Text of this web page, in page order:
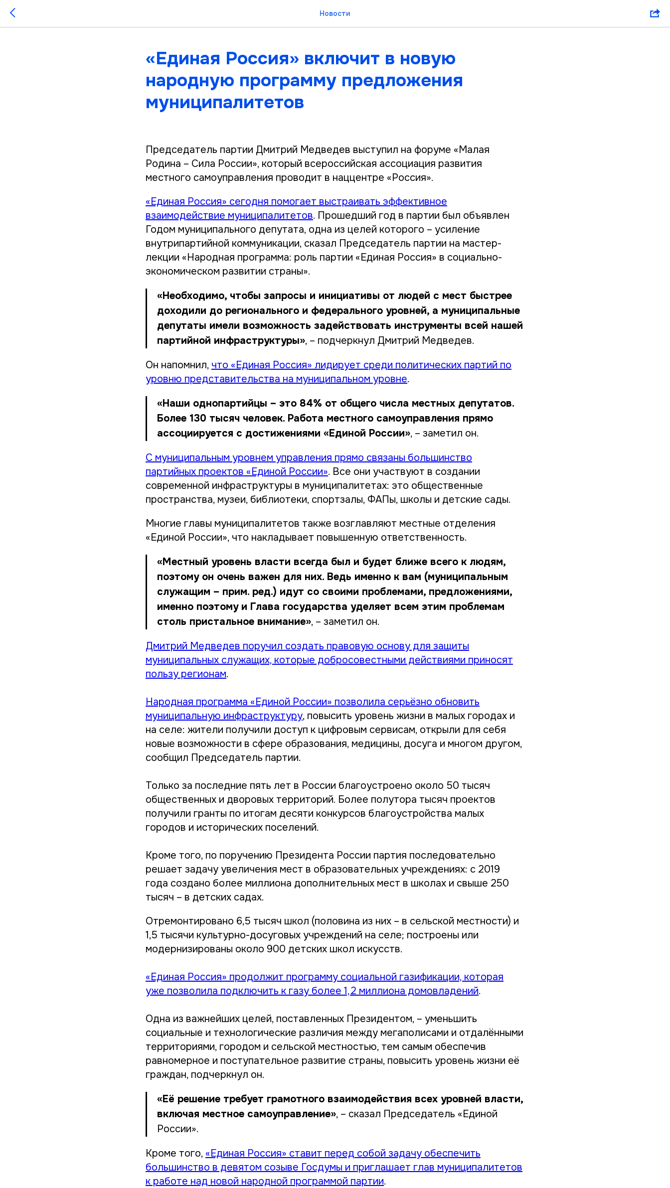
Новости
«Единая Россия» включит в новую
народную программу предложения
муниципалитетов
Председатель партии Дмитрий Медведев выступил на форуме «Малая
Родина – Сила России», который всероссийская ассоциация развития
местного самоуправления проводит в наццентре «Россия».
«Единая Россия» сегодня помогает выстраивать эффективное
взаимодействие муниципалитетов. Прошедший год в партии был объявлен
Годом муниципального депутата, одна из целей которого – усиление
внутрипартийной коммуникации, сказал Председатель партии на мастер-
лекции «Народная программа: роль партии «Единая Россия» в социально-
экономическом развитии страны».
«Необходимо, чтобы запросы и инициативы от людей с мест быстрее
доходили до регионального и федерального уровней, а муниципальные
депутаты имели возможность задействовать инструменты всей нашей
партийной инфраструктуры», – подчеркнул Дмитрий Медведев.
Он напомнил, что «Единая Россия» лидирует среди политических партий по
уровню представительства на муниципальном уровне.
«Наши однопартийцы – это 84% от общего числа местных депутатов.
Более 130 тысяч человек. Работа местного самоуправления прямо
ассоциируется с достижениями «Единой России», – заметил он.
С муниципальным уровнем управления прямо связаны большинство
партийных проектов «Единой России». Все они участвуют в создании
современной инфраструктуры в муниципалитетах: это общественные
пространства, музеи, библиотеки, спортзалы, ФАПы, школы и детские сады.
Многие главы муниципалитетов также возглавляют местные отделения
«Единой России», что накладывает повышенную ответственность.
«Местный уровень власти всегда был и будет ближе всего к людям,
поэтому он очень важен для них. Ведь именно к вам (муниципальным
служащим – прим. ред.) идут со своими проблемами, предложениями,
именно поэтому и Глава государства уделяет всем этим проблемам
столь пристальное внимание», – заметил он.
Дмитрий Медведев поручил создать правовую основу для защиты
муниципальных служащих, которые добросовестными действиями приносят
пользу регионам.
Народная программа «Единой России» позволила серьёзно обновить
муниципальную инфраструктуру, повысить уровень жизни в малых городах и
на селе: жители получили доступ к цифровым сервисам, открыли для себя
новые возможности в сфере образования, медицины, досуга и многом другом,
сообщил Председатель партии.
Только за последние пять лет в России благоустроено около 50 тысяч
общественных и дворовых территорий. Более полутора тысяч проектов
получили гранты по итогам десяти конкурсов благоустройства малых
городов и исторических поселений.
Кроме того, по поручению Президента России партия последовательно
решает задачу увеличения мест в образовательных учреждениях: с 2019
года создано более миллиона дополнительных мест в школах и свыше 250
тысяч – в детских садах.
Отремонтировано 6,5 тысяч школ (половина из них – в сельской местности) и
1,5 тысячи культурно-досуговых учреждений на селе; построены или
модернизированы около 900 детских школ искусств.
«Единая Россия» продолжит программу социальной газификации, которая
уже позволила подключить к газу более 1,2 миллиона домовладений.
Одна из важнейших целей, поставленных Президентом, – уменьшить
социальные и технологические различия между мегаполисами и отдалёнными
территориями, городом и сельской местностью, тем самым обеспечив
равномерное и поступательное развитие страны, повысить уровень жизни её
граждан, подчеркнул он.
«Её решение требует грамотного взаимодействия всех уровней власти,
включая местное самоуправление», – сказал Председатель «Единой
России».
Кроме того, «Единая Россия» ставит перед собой задачу обеспечить
большинство в девятом созыве Госдумы и приглашает глав муниципалитетов
к работе над новой народной программой партии.